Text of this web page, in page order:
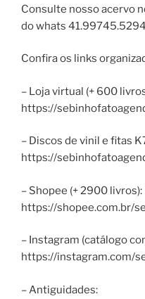
Consulte nosso acervo
do whats
Confira os links
– Loja virtual (+ 600
https://
– Discos de vinil e fitas
https://
– Shopee (+ 2900 livros):
https://shopee.com.br/
– Instagram (catálogo
https://instagram.com/
– Antiguidades: